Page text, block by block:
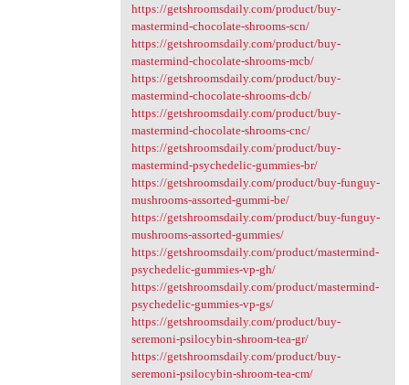
https://getshroomsdaily.com/product/buy-
mastermind-chocolate-shrooms-scn/
https://getshroomsdaily.com/product/buy-
mastermind-chocolate-shrooms-mcb/
https://getshroomsdaily.com/product/buy-
mastermind-chocolate-shrooms-dcb/
https://getshroomsdaily.com/product/buy-
mastermind-chocolate-shrooms-cnc/
https://getshroomsdaily.com/product/buy-
mastermind-psychedelic-gummies-br/
https://getshroomsdaily.com/product/buy-funguy-
mushrooms-assorted-gummi-be/
https://getshroomsdaily.com/product/buy-funguy-
mushrooms-assorted-gummies/
https://getshroomsdaily.com/product/mastermind-
psychedelic-gummies-vp-gh/
https://getshroomsdaily.com/product/mastermind-
psychedelic-gummies-vp-gs/
https://getshroomsdaily.com/product/buy-
seremoni-psilocybin-shroom-tea-gr/
https://getshroomsdaily.com/product/buy-
seremoni-psilocybin-shroom-tea-cm/